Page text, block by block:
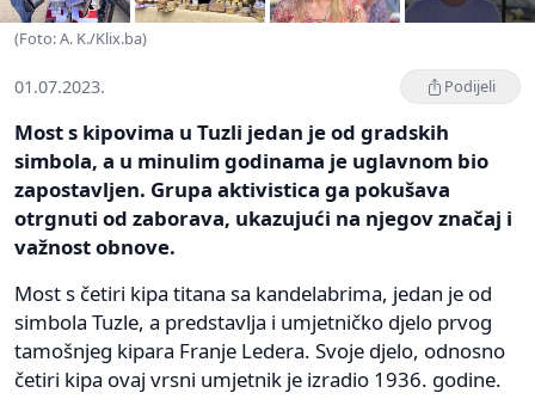
(Foto: A. K./Klix.ba)
01.07.2023. Podijeli
Most s kipovima u Tuzli jedan je od gradskih
simbola, a u minulim godinama je uglavnom bio
zapostavljen. Grupa aktivistica ga pokušava
otrgnuti od zaborava, ukazujući na njegov značaj i
važnost obnove.
Most s četiri kipa titana sa kandelabrima, jedan je od
simbola Tuzle, a predstavlja i umjetničko djelo prvog
tamošnjeg kipara Franje Ledera. Svoje djelo, odnosno
četiri kipa ovaj vrsni umjetnik je izradio 1936. godine.